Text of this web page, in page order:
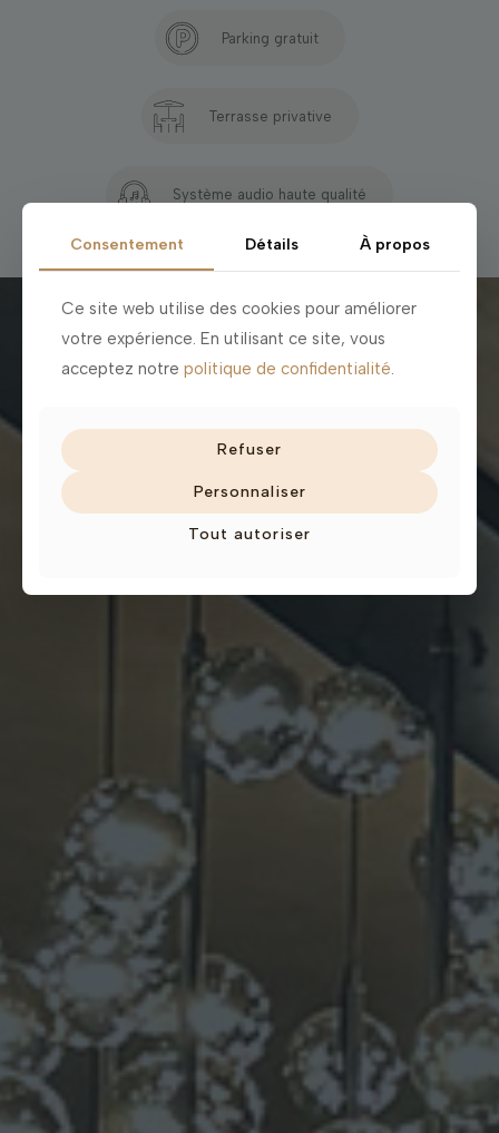
Parking gratuit
Terrasse privative
Système audio haute qualité
Consentement Détails À propos
Ce site web utilise des cookies pour améliorer
votre expérience. En utilisant ce site, vous
acceptez notre politique de confidentialité.
Refuser
Personnaliser
Tout autoriser